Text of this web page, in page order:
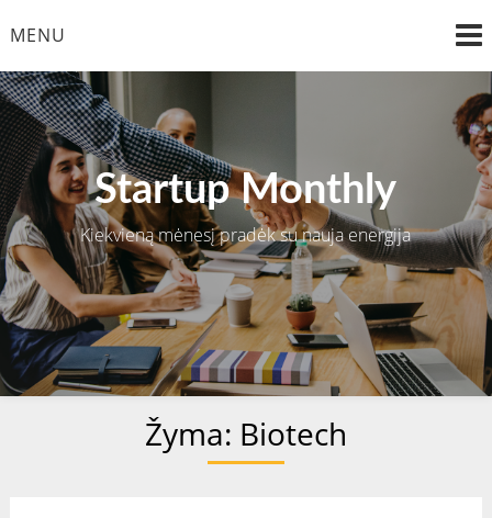
toMENU
Startup Monthly
Kiekvieną mėnesį pradėk su nauja energija
Žyma: Biotech